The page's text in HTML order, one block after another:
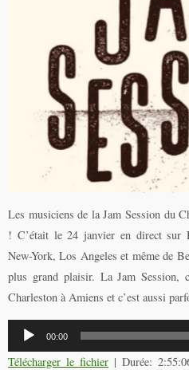
Les musiciens de la Jam Session du
! C’était le 24 janvier en direct sur
New-York, Los Angeles et même de
plus grand plaisir. La Jam Session,
Charleston à Amiens et c’est aussi
Lecteur
audio
00:00
Télécharger le fichier | Durée: